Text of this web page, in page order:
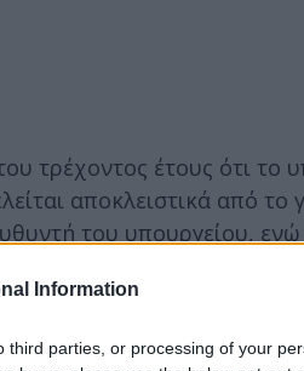
Information
parties, or processing of your
τρέχοντος έτους ότι το
αποκλειστικά από το
του υπουργείου, ενώ
να μεταφέρουν τη
για την ποιότητα και την